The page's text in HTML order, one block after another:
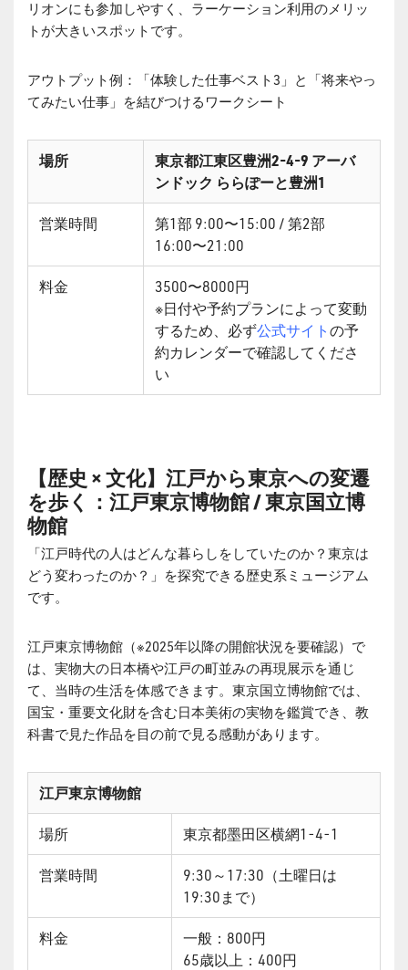
リオンにも参加しやすく、ラーケーション利用のメリッ
トが大きいスポットです。
アウトプット例：「体験した仕事ベスト3」と「将来やっ
てみたい仕事」を結びつけるワークシート
場所
東京都江東区豊洲2-4-9 アーバ
ンドック ららぽーと豊洲1
営業時間
第1部 9:00〜15:00 / 第2部
16:00〜21:00
料金
3500〜8000円
※日付や予約プランによって変動
するため、必ず公式サイトの予
約カレンダーで確認してくださ
い
【歴史 × 文化】江戸から東京への変遷
を歩く：江戸東京博物館 / 東京国立博
物館
「江戸時代の人はどんな暮らしをしていたのか？東京は
どう変わったのか？」を探究できる歴史系ミュージアム
です。
江戸東京博物館（※2025年以降の開館状況を要確認）で
は、実物大の日本橋や江戸の町並みの再現展示を通じ
て、当時の生活を体感できます。東京国立博物館では、
国宝・重要文化財を含む日本美術の実物を鑑賞でき、教
科書で見た作品を目の前で見る感動があります。
江戸東京博物館
場所 東京都墨田区横網1-4-1
営業時間
9:30～17:30（土曜日は
19:30まで）
料金
一般：800円
65歳以上：400円